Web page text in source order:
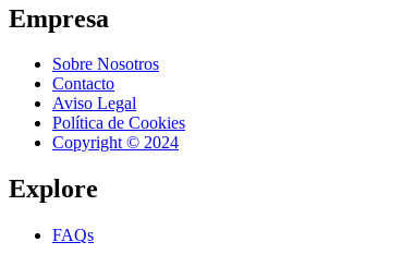
Empresa
Sobre Nosotros
Contacto
Aviso Legal
Política de Cookies
Copyright © 2024
Explore
FAQs